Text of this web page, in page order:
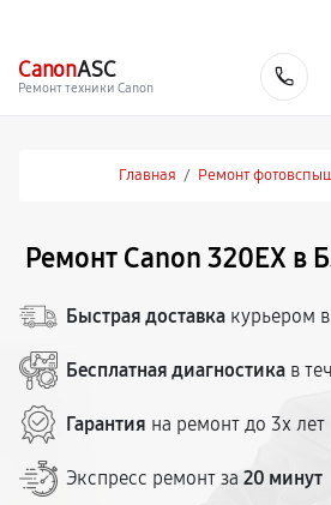
CanonASC
Ремонт техники Canon
Главная / Ремонт
Ремонт Canon 320EX в
Быстрая доставка курьером
Бесплатная диагностика в
Гарантия на ремонт до 3х лет
Экспресс ремонт за 20 минут